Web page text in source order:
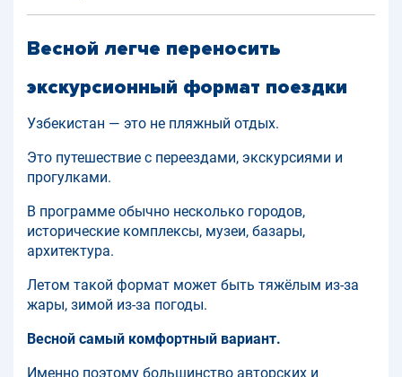
Весной легче переносить
экскурсионный формат поездки
Узбекистан — это не пляжный отдых.
Это путешествие с переездами, экскурсиями и
прогулками.
В программе обычно несколько городов,
исторические комплексы, музеи, базары,
архитектура.
Летом такой формат может быть тяжёлым из-за
жары, зимой из-за погоды.
Весной самый комфортный вариант.
Именно поэтому большинство авторских и